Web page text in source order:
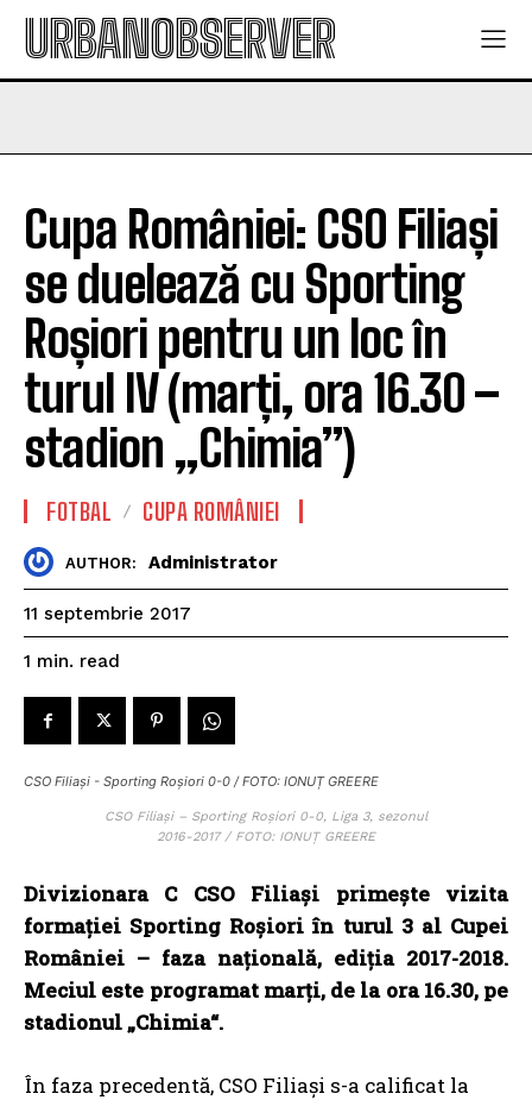
URBANOBSERVER
Cupa României: CSO Filiași
se duelează cu Sporting
Roșiori pentru un loc în
turul IV (marți, ora 16.30 –
stadion „Chimia”)
FOTBAL CUPA ROMÂNIEI
AUTHOR: Administrator
11 septembrie 2017
1 min. read
CSO Filiași - Sporting Roșiori 0-0 / FOTO: IONUȚ GREERE
CSO Filiași – Sporting Roșiori 0-0, Liga 3, sezonul
2016-2017 / FOTO: IONUȚ GREERE
Divizionara C CSO Filiași primește vizita
formației Sporting Roșiori în turul 3 al Cupei
României – faza națională, ediția 2017-2018.
Meciul este programat marți, de la ora 16.30, pe
stadionul „Chimia“.
În faza precedentă, CSO Filiași s-a calificat la